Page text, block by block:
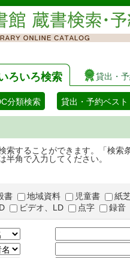
ろいろ検索 貸出・
分類検索 貸出・予約ベスト
索することができます。「検
半角で入力してください。
書 地域資料 児童書
紙
ビデオ、LD 点字 録音